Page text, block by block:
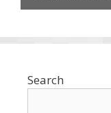
Search